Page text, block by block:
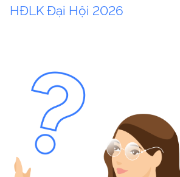
HĐLKĐại Hội 2026